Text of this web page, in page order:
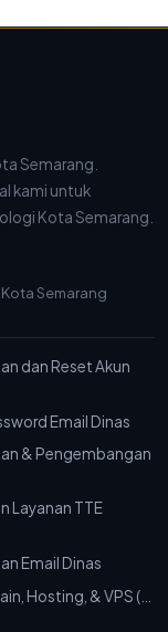
Semarang.
kami untuk
Kota Semarang.
Kota Semarang
dan Reset Akun
Email Dinas
& Pengembangan
Layanan TTE
Email Dinas
Hosting, & VPS (…